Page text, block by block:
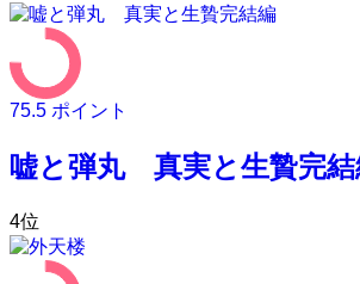
75.5 ポイント
嘘と弾丸 真実と生贄完結
4位